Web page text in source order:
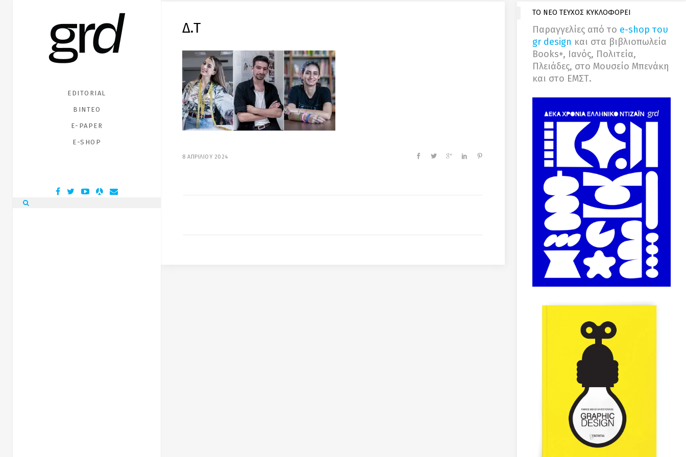
EDITORIAL
ΒΙΝΤΕΟ
E-PAPER
E-SHOP
Δ.Τ
8 ΑΠΡΙΛΙΟΥ 2024
ΤΟ ΝΕΟ ΤΕΥΧΟΣ ΚΥΚΛΟΦΟΡΕΙ
Παραγγελίες από το e-shop του
gr design και στα βιβλιοπωλεία
Books+, Ιανός, Πολιτεία,
Πλειάδες, στο Μουσείο Μπενάκη
και στο ΕΜΣΤ.